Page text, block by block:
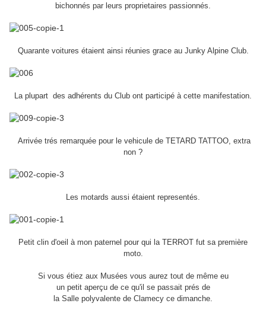
bichonnés par leurs proprietaires passionnés.
Quarante voitures étaient ainsi réunies grace au Junky Alpine Club.
La plupart des adhérents du Club ont participé à cette manifestation.
Arrivée trés remarquée pour le vehicule de TETARD TATTOO, extra
non ?
Les motards aussi étaient representés.
Petit clin d'oeil à mon paternel pour qui la TERROT fut sa première
moto.
Si vous étiez aux Musées vous aurez tout de même eu
un petit aperçu de ce qu'il se passait prés de
la Salle polyvalente de Clamecy ce dimanche.